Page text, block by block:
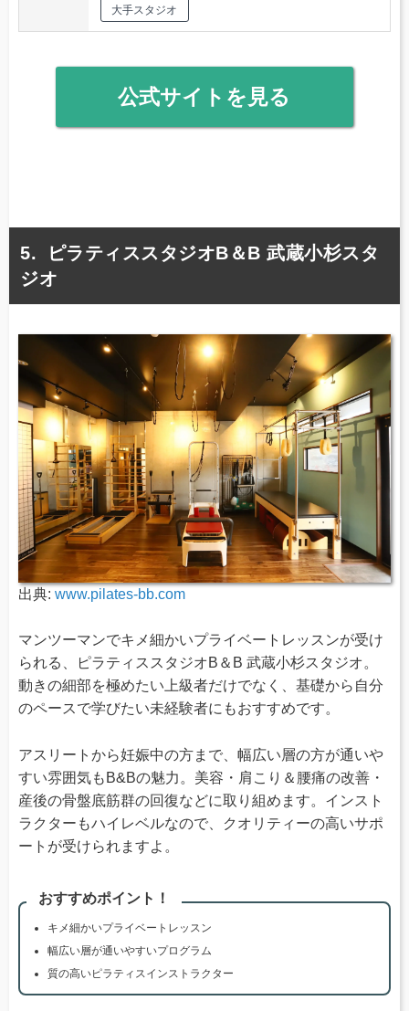
大手スタジオ
公式サイトを見る
ピラティススタジオB＆B 武蔵小杉スタ
ジオ
出典: www.pilates-bb.com
マンツーマンでキメ細かいプライベートレッスンが受け
られる、ピラティススタジオB＆B 武蔵小杉スタジオ。
動きの細部を極めたい上級者だけでなく、基礎から自分
のペースで学びたい未経験者にもおすすめです。
アスリートから妊娠中の方まで、幅広い層の方が通いや
すい雰囲気もB&Bの魅力。美容・肩こり＆腰痛の改善・
産後の骨盤底筋群の回復などに取り組めます。インスト
ラクターもハイレベルなので、クオリティーの高いサポ
ートが受けられますよ。
おすすめポイント！
キメ細かいプライベートレッスン
幅広い層が通いやすいプログラム
質の高いピラティスインストラクター